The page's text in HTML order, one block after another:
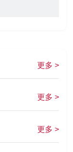
更多 >
更多 >
更多 >